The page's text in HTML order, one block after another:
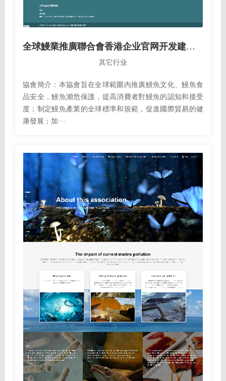
全球鰻業推廣聯合會香港企业官网开发建设制作案例
其它行业
協會簡介：本協會旨在全球範圍內推廣鰻魚文化、鰻魚食
品安全，鰻魚瀕危保護，提高消費者對鰻魚的認知和接受
度；制定鰻魚產業的全球標準和規範，促進國際貿易的健
康發展；加···